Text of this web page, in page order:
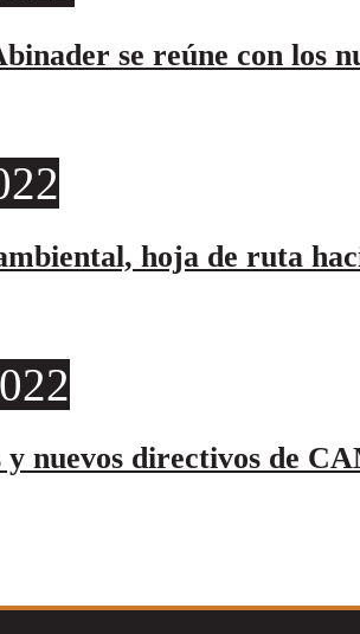
se reúne con los
hoja de ruta
nuevos directivos de